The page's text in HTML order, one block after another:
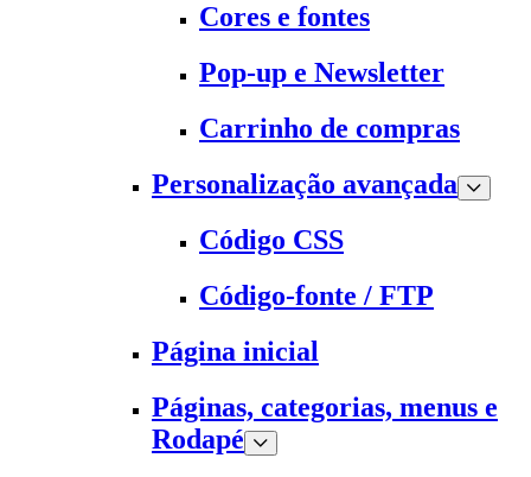
Cores e fontes
Pop-up e Newsletter
Carrinho de compras
Personalização avançada
Código CSS
Código-fonte / FTP
Página inicial
Páginas, categorias, menus e
Rodapé